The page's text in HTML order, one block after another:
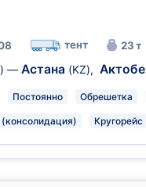
тент 23 т
— Астана (KZ), Актобе
Постоянно Обрешетка
Кругорейс